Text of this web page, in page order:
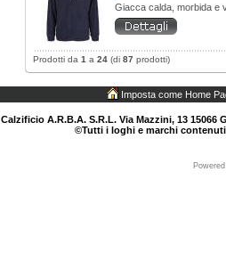
Giacca calda, morbida e
Prodotti da 1 a 24 (di 87 prodotti)
Imposta come Home
Calzificio A.R.B.A. S.R.L. Via Mazzini, 13 15066
©Tutti i loghi e marchi